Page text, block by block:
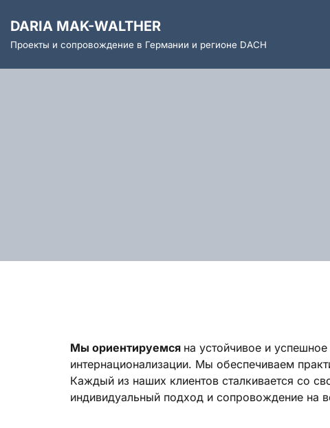
содержимому
DARIA MAK-WALTHER
Проекты и сопровождение в Германии и регионе DACH
Мы ориентируемся на устойчивое и
интернационализации. Мы обеспечиваем
Каждый из наших клиентов сталкивается со
индивидуальный подход и сопровождение на